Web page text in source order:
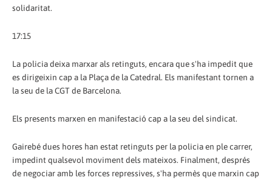
solidaritat.
17:15
La policia deixa marxar als retinguts, encara que s'ha impedit que
es dirigeixin cap a la Plaça de la Catedral. Els manifestant tornen a
la seu de la CGT de Barcelona.
Els presents marxen en manifestació cap a la seu del sindicat.
Gairebé dues hores han estat retinguts per la policia en ple carrer,
impedint qualsevol moviment dels mateixos. Finalment, després
de negociar amb les forces repressives, s'ha permès que marxin cap